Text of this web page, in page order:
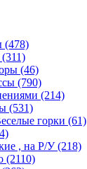
(478)
(311)
(46)
(790)
(214)
(531)
горки (61)
, на Р/У(218)
(2110)